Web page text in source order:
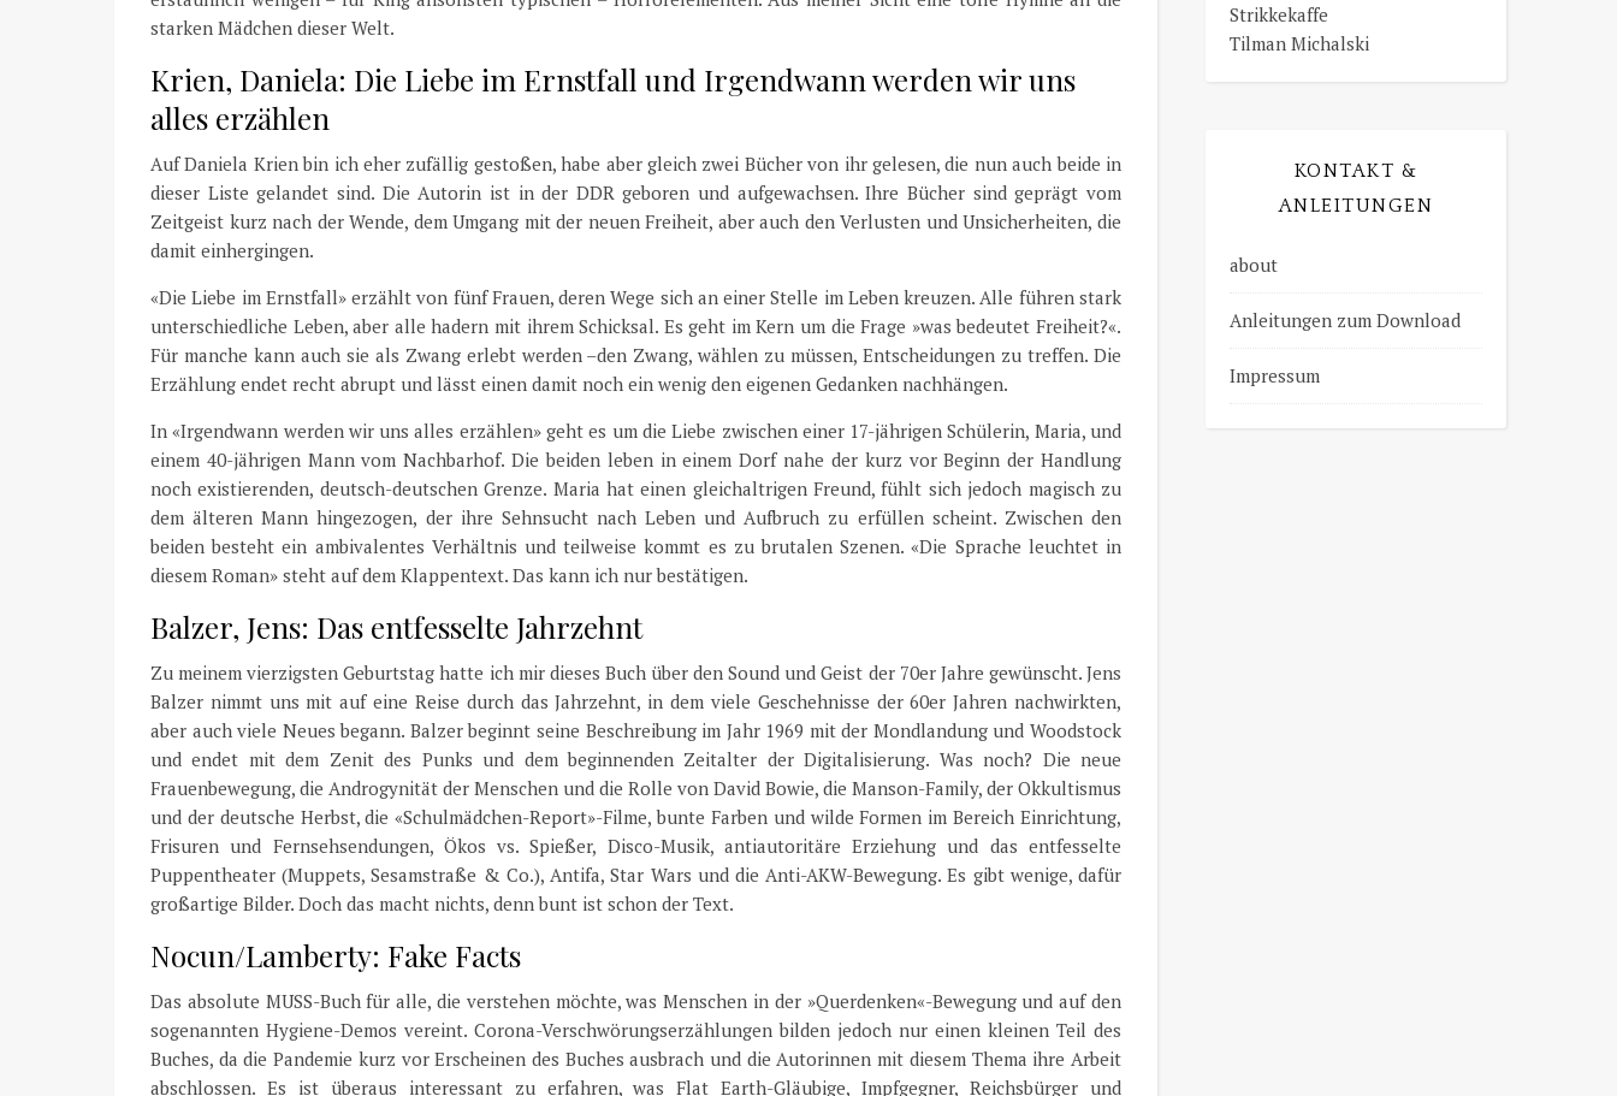
starken Mädchen dieser Welt.
Krien, Daniela: Die Liebe im Ernstfall und Irgendwann werden wir uns
alles erzählen
Auf Daniela Krien bin ich eher zufällig gestoßen, habe aber gleich zwei Bücher von ihr gelesen, die nun auch beide in
dieser Liste gelandet sind. Die Autorin ist in der DDR geboren und aufgewachsen. Ihre Bücher sind geprägt vom
Zeitgeist kurz nach der Wende, dem Umgang mit der neuen Freiheit, aber auch den Verlusten und Unsicherheiten, die
damit einhergingen.
«Die Liebe im Ernstfall» erzählt von fünf Frauen, deren Wege sich an einer Stelle im Leben kreuzen. Alle führen stark
unterschiedliche Leben, aber alle hadern mit ihrem Schicksal. Es geht im Kern um die Frage »was bedeutet Freiheit?«.
Für manche kann auch sie als Zwang erlebt werden –den Zwang, wählen zu müssen, Entscheidungen zu treffen. Die
Erzählung endet recht abrupt und lässt einen damit noch ein wenig den eigenen Gedanken nachhängen.
In «Irgendwann werden wir uns alles erzählen» geht es um die Liebe zwischen einer 17-jährigen Schülerin, Maria, und
einem 40-jährigen Mann vom Nachbarhof. Die beiden leben in einem Dorf nahe der kurz vor Beginn der Handlung
noch existierenden, deutsch-deutschen Grenze. Maria hat einen gleichaltrigen Freund, fühlt sich jedoch magisch zu
dem älteren Mann hingezogen, der ihre Sehnsucht nach Leben und Aufbruch zu erfüllen scheint. Zwischen den
beiden besteht ein ambivalentes Verhältnis und teilweise kommt es zu brutalen Szenen. «Die Sprache leuchtet in
diesem Roman» steht auf dem Klappentext. Das kann ich nur bestätigen.
Balzer, Jens: Das entfesselte Jahrzehnt
Zu meinem vierzigsten Geburtstag hatte ich mir dieses Buch über den Sound und Geist der 70er Jahre gewünscht. Jens
Balzer nimmt uns mit auf eine Reise durch das Jahrzehnt, in dem viele Geschehnisse der 60er Jahren nachwirkten,
aber auch viele Neues begann. Balzer beginnt seine Beschreibung im Jahr 1969 mit der Mondlandung und Woodstock
und endet mit dem Zenit des Punks und dem beginnenden Zeitalter der Digitalisierung. Was noch? Die neue
Frauenbewegung, die Androgynität der Menschen und die Rolle von David Bowie, die Manson-Family, der Okkultismus
und der deutsche Herbst, die «Schulmädchen-Report»-Filme, bunte Farben und wilde Formen im Bereich Einrichtung,
Frisuren und Fernsehsendungen, Ökos vs. Spießer, Disco-Musik, antiautoritäre Erziehung und das entfesselte
Puppentheater (Muppets, Sesamstraße & Co.), Antifa, Star Wars und die Anti-AKW-Bewegung. Es gibt wenige, dafür
großartige Bilder. Doch das macht nichts, denn bunt ist schon der Text.
Nocun/Lamberty: Fake Facts
Das absolute MUSS-Buch für alle, die verstehen möchte, was Menschen in der »Querdenken«-Bewegung und auf den
sogenannten Hygiene-Demos vereint. Corona-Verschwörungserzählungen bilden jedoch nur einen kleinen Teil des
Buches, da die Pandemie kurz vor Erscheinen des Buches ausbrach und die Autorinnen mit diesem Thema ihre Arbeit
abschlossen. Es ist überaus interessant zu erfahren, was Flat Earth-Gläubige, Impfgegner, Reichsbürger und
Strikkekaffe
Tilman Michalski
KONTAKT &
ANLEITUNGEN
about
Anleitungen zum Download
Impressum